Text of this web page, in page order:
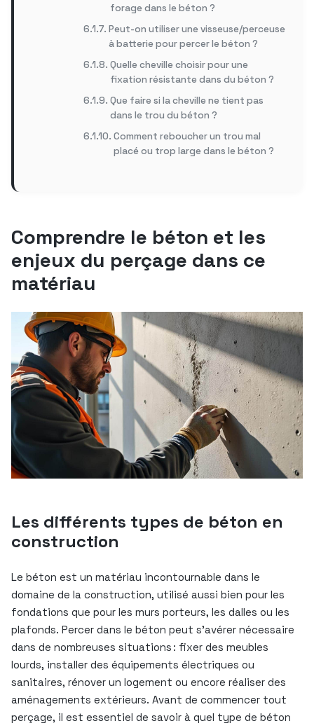
forage dans le béton ?
Peut-on utiliser une visseuse/perceuse
à batterie pour percer le béton ?
Quelle cheville choisir pour une
fixation résistante dans du béton ?
Que faire si la cheville ne tient pas
dans le trou du béton ?
Comment reboucher un trou mal
placé ou trop large dans le béton ?
Comprendre le béton et les
enjeux du perçage dans ce
matériau
Les différents types de béton en
construction
Le béton est un matériau incontournable dans le
domaine de la construction, utilisé aussi bien pour les
fondations que pour les murs porteurs, les dalles ou les
plafonds. Percer dans le béton peut s’avérer nécessaire
dans de nombreuses situations : fixer des meubles
lourds, installer des équipements électriques ou
sanitaires, rénover un logement ou encore réaliser des
aménagements extérieurs. Avant de commencer tout
perçage, il est essentiel de savoir à quel type de béton